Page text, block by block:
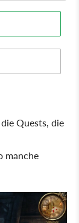
Quests, die
manche